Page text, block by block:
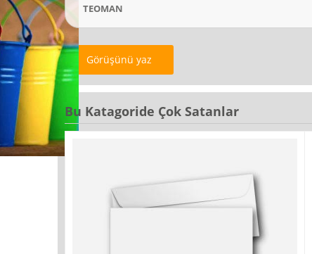
TEOMAN
Görüşünü yaz
Bu Katagoride Çok Satanlar